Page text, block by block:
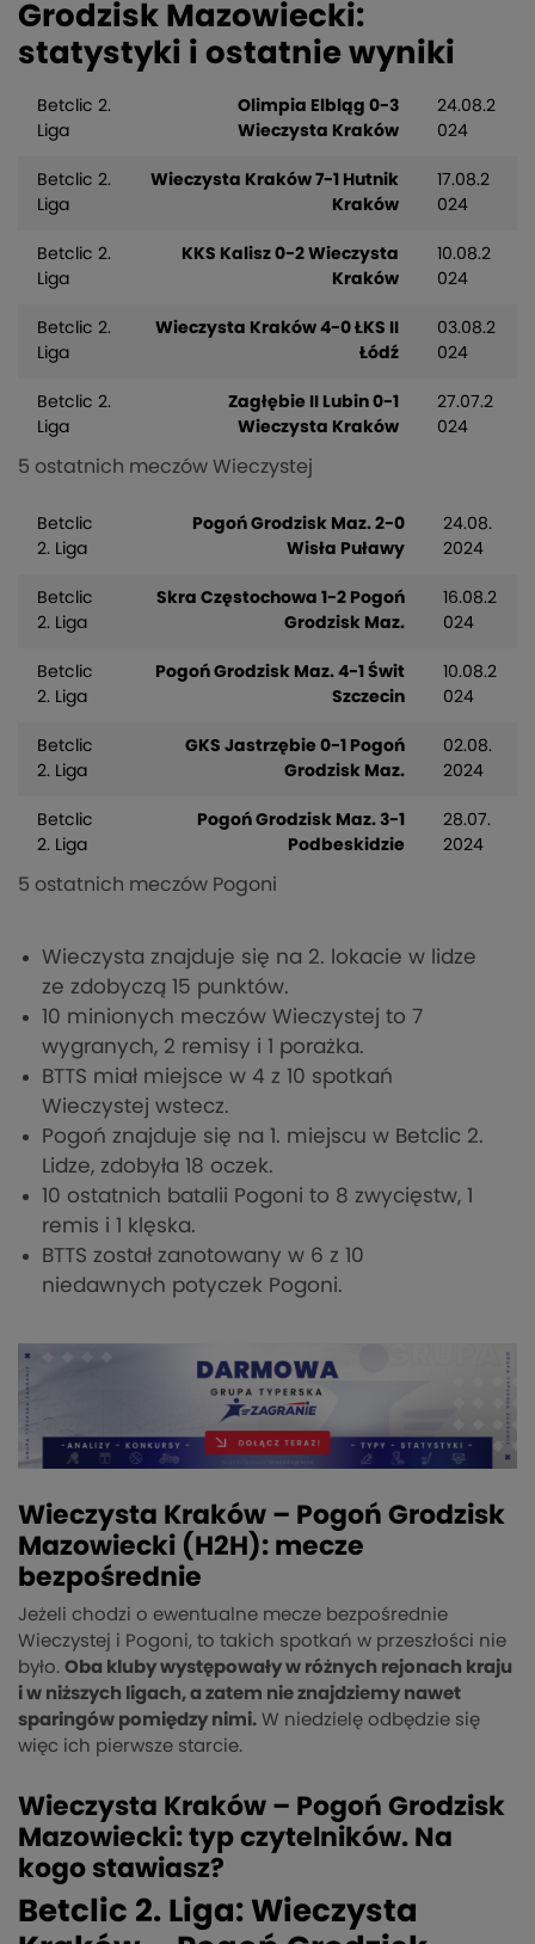
Grodzisk Mazowiecki:
statystyki i ostatnie wyniki
Betclic 2.
Liga
Olimpia Elbląg 0-3
Wieczysta Kraków
24.08.2
024
Betclic 2.
Liga
Wieczysta Kraków 7-1 Hutnik
Kraków
17.08.2
024
Betclic 2.
Liga
KKS Kalisz 0-2 Wieczysta
Kraków
10.08.2
024
Betclic 2.
Liga
Wieczysta Kraków 4-0 ŁKS II
Łódź
03.08.2
024
Betclic 2.
Liga
Zagłębie II Lubin 0-1
Wieczysta Kraków
27.07.2
024
5 ostatnich meczów Wieczystej
Betclic
2. Liga
Pogoń Grodzisk Maz. 2-0
Wisła Puławy
24.08.
2024
Betclic
2. Liga
Skra Częstochowa 1-2 Pogoń
Grodzisk Maz.
16.08.2
024
Betclic
2. Liga
Pogoń Grodzisk Maz. 4-1 Świt
Szczecin
10.08.2
024
Betclic
2. Liga
GKS Jastrzębie 0-1 Pogoń
Grodzisk Maz.
02.08.
2024
Betclic
2. Liga
Pogoń Grodzisk Maz. 3-1
Podbeskidzie
28.07.
2024
5 ostatnich meczów Pogoni
Wieczysta znajduje się na 2. lokacie w lidze
ze zdobyczą 15 punktów.
10 minionych meczów Wieczystej to 7
wygranych, 2 remisy i 1 porażka.
BTTS miał miejsce w 4 z 10 spotkań
Wieczystej wstecz.
Pogoń znajduje się na 1. miejscu w Betclic 2.
Lidze, zdobyła 18 oczek.
10 ostatnich batalii Pogoni to 8 zwycięstw, 1
remis i 1 klęska.
BTTS został zanotowany w 6 z 10
niedawnych potyczek Pogoni.
Wieczysta Kraków – Pogoń Grodzisk
Mazowiecki (H2H): mecze
bezpośrednie
Jeżeli chodzi o ewentualne mecze bezpośrednie
Wieczystej i Pogoni, to takich spotkań w przeszłości nie
było. Oba kluby występowały w różnych rejonach kraju
i w niższych ligach, a zatem nie znajdziemy nawet
sparingów pomiędzy nimi. W niedzielę odbędzie się
więc ich pierwsze starcie.
Wieczysta Kraków – Pogoń Grodzisk
Mazowiecki: typ czytelników. Na
kogo stawiasz?
Betclic 2. Liga: Wieczysta